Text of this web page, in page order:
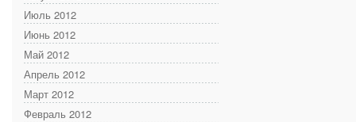
Июль 2012
Июнь 2012
Май 2012
Апрель 2012
Март 2012
Февраль 2012